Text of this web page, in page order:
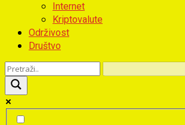
Internet
Kriptovalute
Održivost
Društvo